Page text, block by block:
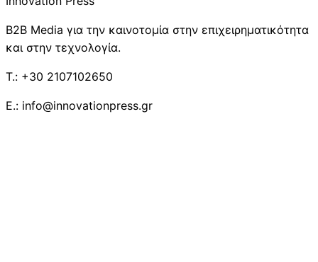
B2B Media για την καινοτομία στην επιχειρηματικότητα
και στην τεχνολογία.
T.: +30 2107102650
E.: info@innovationpress.gr